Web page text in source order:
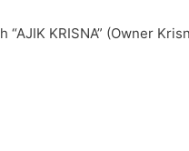
KRISNA” (Owner